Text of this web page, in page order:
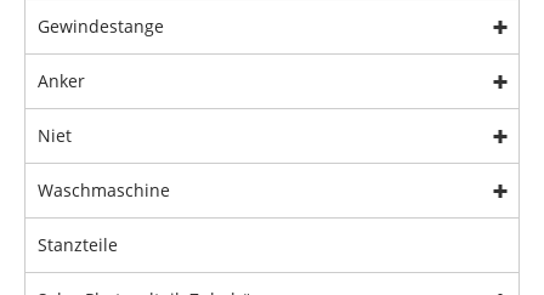
Gewindestange
Anker
Niet
Waschmaschine
Stanzteile